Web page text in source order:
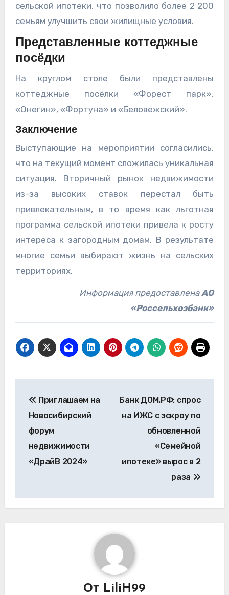
сельской ипотеки, что позволило более 2 200
семьям улучшить свои жилищные условия.
Представленные коттеджные
посёдки
На круглом столе были представлены
коттеджные посёлки «Форест парк»,
«Онегин», «Фортуна» и «Беловежский».
Заключение
Выступающие на мероприятии согласились,
что на текущий момент сложилась уникальная
ситуация. Вторичный рынок недвижимости
из-за высоких ставок перестал быть
привлекательным, в то время как льготная
программа сельской ипотеки привела к росту
интереса к загородным домам. В результате
многие семьи выбирают жизнь на сельских
территориях.
Информация предоставленаАО
«Россельхозбанк»
по
записям
Приглашаем на
Новосибирский
форум
недвижимости
«ДрайВ 2024»
Банк ДОМ.РФ: спрос
на ИЖС с эскроу по
обновленной
«Семейной
ипотеке» вырос в 2
раза
От LiliH99